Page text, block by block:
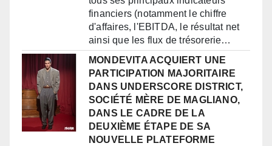
financiers (notamment le chiffre
d'affaires, l'EBITDA, le résultat net
ainsi que les flux de trésorerie…
MONDEVITA ACQUIERT UNE
PARTICIPATION MAJORITAIRE
DANS UNDERSCORE DISTRICT,
SOCIÉTÉ MÈRE DE MAGLIANO,
DANS LE CADRE DE LA
DEUXIÈME ÉTAPE DE SA
NOUVELLE PLATEFORME